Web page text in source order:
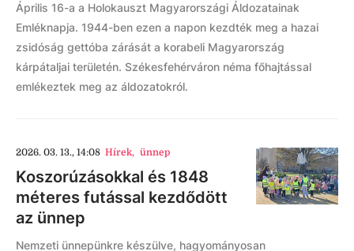
Április 16-a a Holokauszt Magyarországi Áldozatainak
Emléknapja. 1944-ben ezen a napon kezdték meg a hazai
zsidóság gettóba zárását a korabeli Magyarország
kárpátaljai területén. Székesfehérváron néma főhajtással
emlékeztek meg az áldozatokról.
2026. 03. 13., 14:08 Hírek, ünnep
Koszorúzásokkal és 1848
méteres futással kezdődött
az ünnep
Nemzeti ünnepünkre készülve, hagyományosan